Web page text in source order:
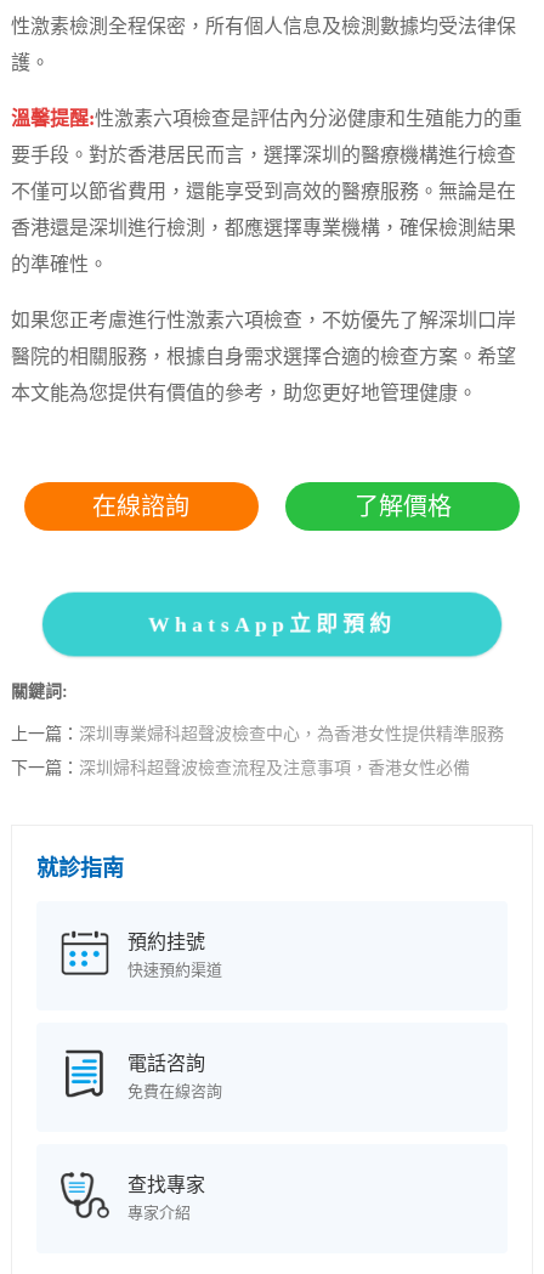
性激素檢測全程保密，所有個人信息及檢測數據均受法律保
護。
溫馨提醒:性激素六項檢查是評估內分泌健康和生殖能力的重
要手段。對於香港居民而言，選擇深圳的醫療機構進行檢查
不僅可以節省費用，還能享受到高效的醫療服務。無論是在
香港還是深圳進行檢測，都應選擇專業機構，確保檢測結果
的準確性。
如果您正考慮進行性激素六項檢查，不妨優先了解深圳口岸
醫院的相關服務，根據自身需求選擇合適的檢查方案。希望
本文能為您提供有價值的參考，助您更好地管理健康。
在線諮詢 了解價格
WhatsApp立即預約
關鍵詞:
上一篇： 深圳專業婦科超聲波檢查中心，為香港女性提供精準服務
下一篇： 深圳婦科超聲波檢查流程及注意事項，香港女性必備
就診指南
預約挂號
快速預約渠道
電話咨詢
免費在線咨詢
查找專家
專家介紹